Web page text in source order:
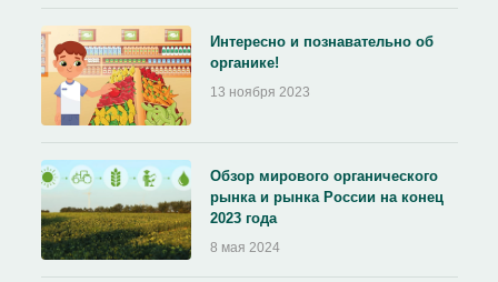
Интересно и познавательно об
органике!
13 ноября 2023
Обзор мирового органического
рынка и рынка России на конец
2023 года
8 мая 2024